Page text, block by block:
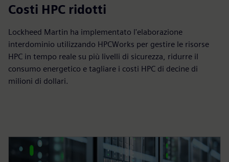
10 milioni di dollari
Costi HPC ridotti
Lockheed Martin ha implementato l'elaborazione
interdominio utilizzando HPCWorks per gestire le risorse
HPC in tempo reale su più livelli di sicurezza, ridurre il
consumo energetico e tagliare i costi HPC di decine di
milioni di dollari.